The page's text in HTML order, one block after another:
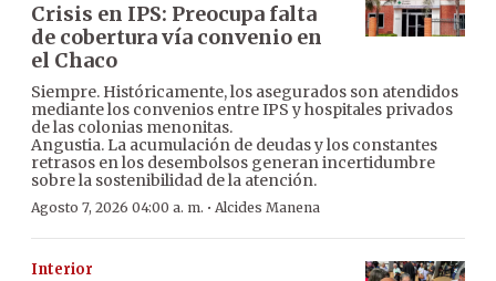
Crisis en IPS: Preocupa falta
de cobertura vía convenio en
el Chaco
Siempre. Históricamente, los asegurados son atendidos
mediante los convenios entre IPS y hospitales privados
de las colonias menonitas.
Angustia. La acumulación de deudas y los constantes
retrasos en los desembolsos generan incertidumbre
sobre la sostenibilidad de la atención.
Agosto 7, 2026 04:00 a. m. · Alcides Manena
Interior